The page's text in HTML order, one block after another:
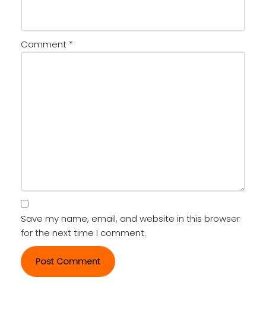
Comment *
Save my name, email, and website in this browser
for the next time I comment.